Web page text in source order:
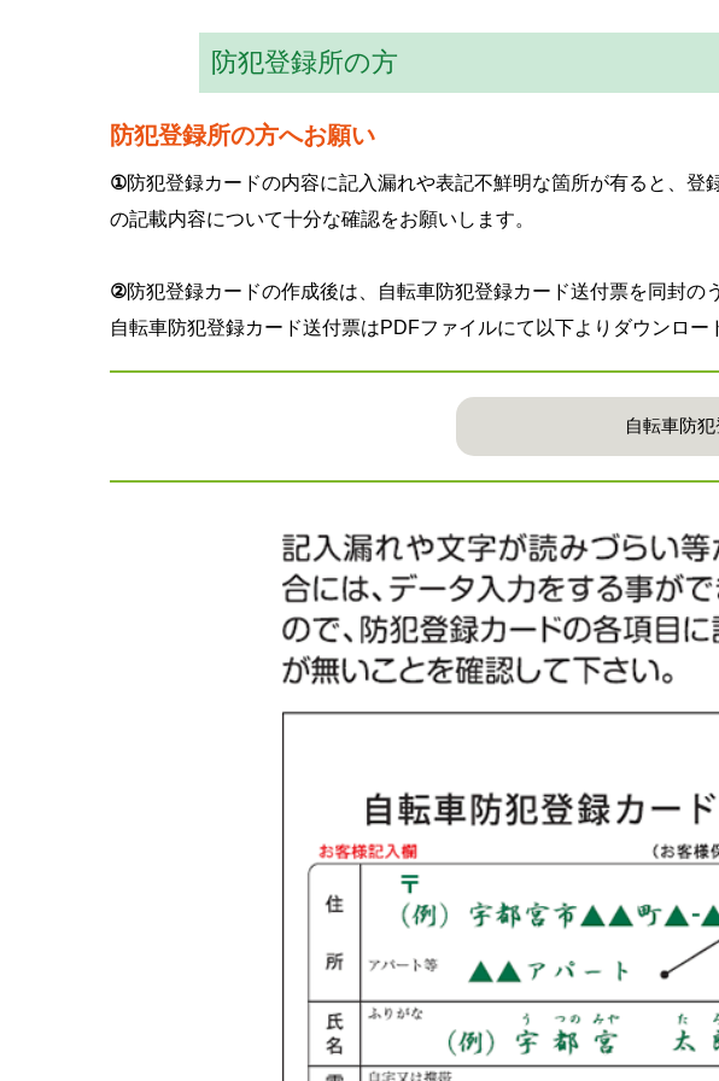
防犯登録所の方
防犯登録所の方へお願い
①防犯登録カードの内容に記入漏れや表記不鮮明な箇所が有ると、
の記載内容について十分な確認をお願いします。
②防犯登録カードの作成後は、自転車防犯登録カード送付票を同封の
自転車防犯登録カード送付票はPDFファイルにて以下よりダウンロー
自転車防